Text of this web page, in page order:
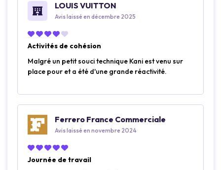
LOUIS VUITTON
Avis laissé en décembre 2025
Activités de cohésion
Malgré un petit souci technique Kani est venu sur
place pour et a été d'une grande réactivité.
Ferrero France Commerciale
Avis laissé en novembre 2024
Journée de travail